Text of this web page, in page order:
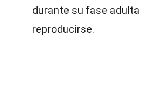
durante su fase adulta
reproducirse.